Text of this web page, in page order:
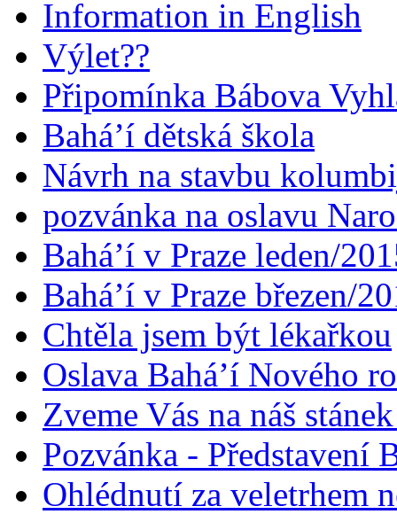
Information in English
Výlet??
Připomínka Bábova
Bahá’í dětská škola
Návrh na stavbu
pozvánka na oslavu
Bahá’í v Praze leden/
Bahá’í v Praze březen/
Chtěla jsem být lékařkou
Oslava Bahá’í Nového
Zveme Vás na náš
Pozvánka - Představení
Ohlédnutí za veletrhem